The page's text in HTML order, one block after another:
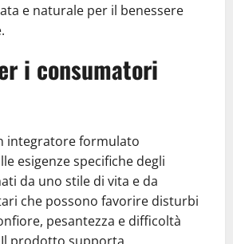
e naturale per il benessere
i consumatori
integratore formulato
esigenze specifiche degli
da uno stile di vita e da
che possono favorire disturbi
pesantezza e difficoltà